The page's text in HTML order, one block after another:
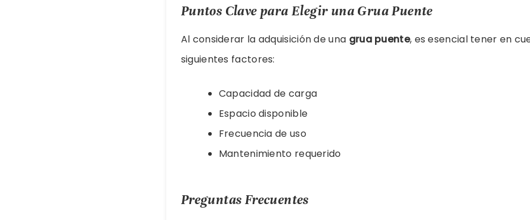
Puntos Clave para Elegir una Grua Puente
Al considerar la adquisición de una grua puente, es esencial tener en
siguientes factores:
Capacidad de carga
Espacio disponible
Frecuencia de uso
Mantenimiento requerido
Preguntas Frecuentes